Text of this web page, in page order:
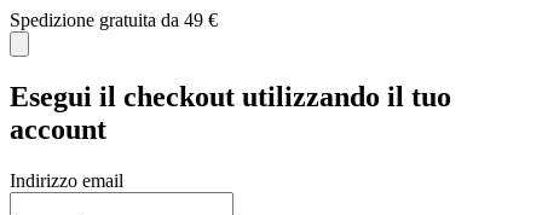
Spedizione gratuita da 49 €
Esegui il checkout utilizzando il tuo
account
Indirizzo email